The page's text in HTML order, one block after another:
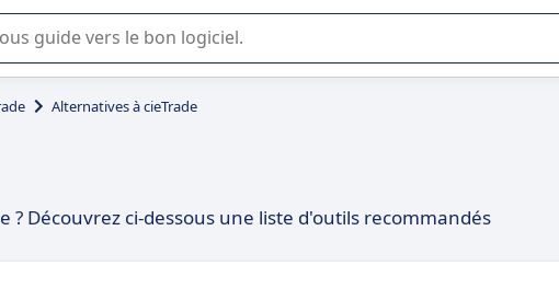
Alternatives à cieTrade
Découvrez ci-dessous une liste d'outils recommandés